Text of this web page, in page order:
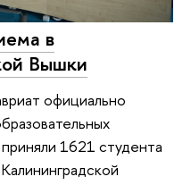
в
Вышки
официально
1621 студента